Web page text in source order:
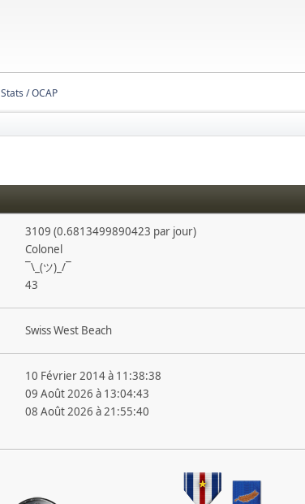
Stats / OCAP
3109 (0.6813499890423 par jour)
Colonel
¯\_(ツ)_/¯
43
Swiss West Beach
10 Février 2014 à 11:38:38
09 Août 2026 à 13:04:43
08 Août 2026 à 21:55:40